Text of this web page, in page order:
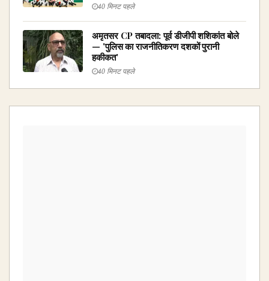
40 मिनट पहले
अमृतसर CP तबादला: पूर्व डीजीपी शशिकांत बोले
— 'पुलिस का राजनीतिकरण दशकों पुरानी
हकीकत'
40 मिनट पहले